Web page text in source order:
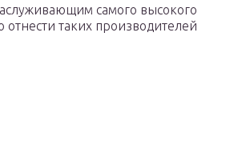
самого высокого
таких производителей